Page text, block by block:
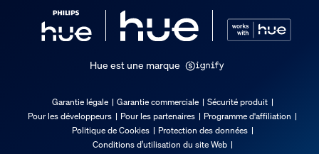
Hue est une marque
Garantie légale Garantie commerciale
Sécurité produit
Pour les développeurs
Pour les partenaires
Programme d'affiliation
Politique de Cookies
Protection des données
Conditions d’utilisation du site Web